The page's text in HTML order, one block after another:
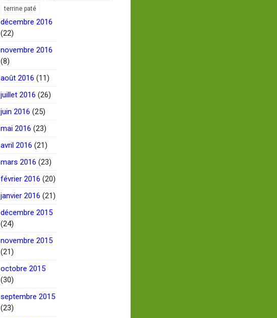
terrine paté
décembre 2016
(22)
novembre 2016
(8)
août 2016 (11)
juillet 2016 (26)
juin 2016 (25)
mai 2016 (23)
avril 2016 (21)
mars 2016 (23)
février 2016 (20)
janvier 2016 (21)
décembre 2015
(24)
novembre 2015
(21)
octobre 2015
(30)
septembre 2015
(23)